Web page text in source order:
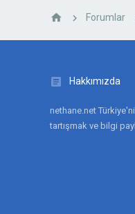
Forumlar
Hakkımızda
nethane.net
tartışmak ve bilgi